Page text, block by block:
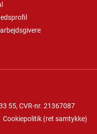
55, CVR-nr. 21367087
Cookiepolitik (ret samtykke)